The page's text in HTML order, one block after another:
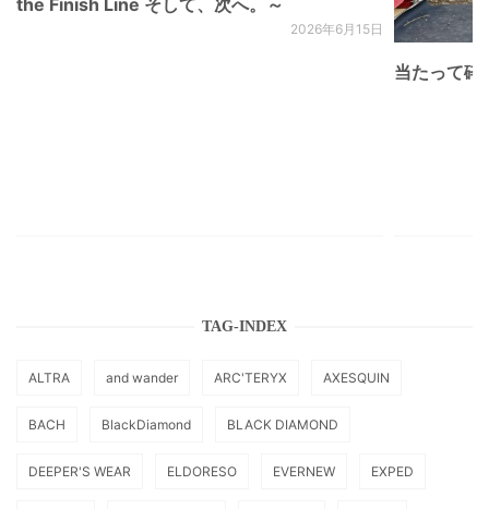
2026年6月15日
当たって砕
TAG-INDEX
ALTRA and wander ARC'TERYX AXESQUIN
BACH BlackDiamond BLACK DIAMOND
DEEPER'S WEAR ELDORESO EVERNEW EXPED